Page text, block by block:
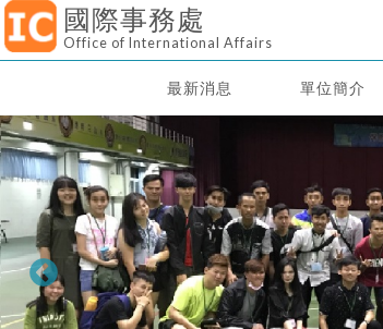
國際事務處
Office of International Affairs
最新消息 單位簡介